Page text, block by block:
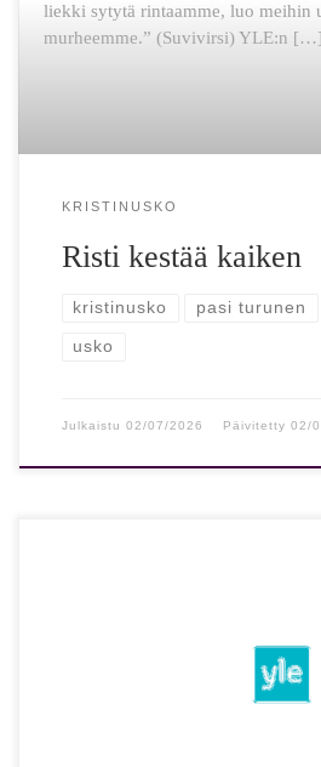
liekki sytytä rintaamme, luo meihin
murheemme.” (Suvivirsi) YLE:n […]
KRISTINUSKO
Risti kestää kaiken
kristinusko pasi turunen
usko
Julkaistu 02/07/2026 Päivitetty 02/
Suomen laittomasta toiminnasta
rahoittaa kouluja, siirto­kunta­laiset